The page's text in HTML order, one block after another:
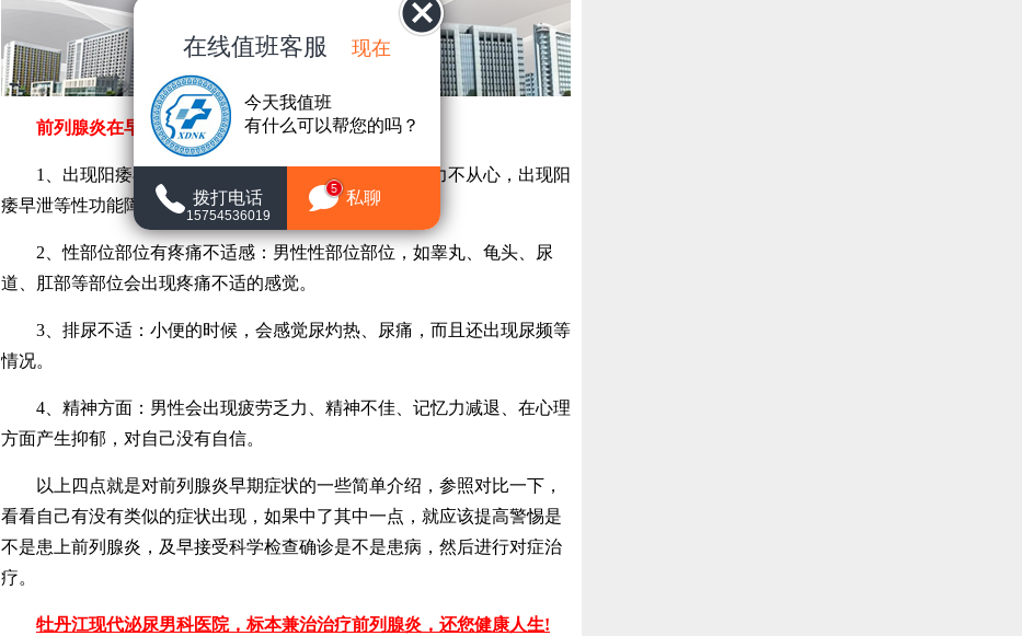
前列腺炎在早期的症状主要表现在：
1、出现阳痿早泄等性功能障碍疾病。男性在房事上力不从心，出现阳
痿早泄等性功能障碍疾病。
2、性部位部位有疼痛不适感：男性性部位部位，如睾丸、龟头、尿
道、肛部等部位会出现疼痛不适的感觉。
3、排尿不适：小便的时候，会感觉尿灼热、尿痛，而且还出现尿频等
情况。
4、精神方面：男性会出现疲劳乏力、精神不佳、记忆力减退、在心理
方面产生抑郁，对自己没有自信。
以上四点就是对前列腺炎早期症状的一些简单介绍，参照对比一下，
看看自己有没有类似的症状出现，如果中了其中一点，就应该提高警惕是
不是患上前列腺炎，及早接受科学检查确诊是不是患病，然后进行对症治
疗。
牡丹江现代泌尿男科医院，标本兼治治疗前列腺炎，还您健康人生!
在线值班客服 现在
今天我值班
有什么可以帮您的吗？
拨打电话
15754536019
5 私聊